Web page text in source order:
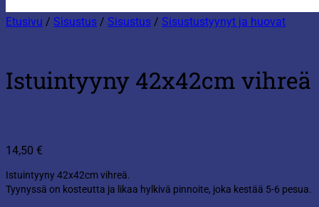
Etusivu / Sisustus / Sisustus / Sisustustyynyt ja huovat
Istuintyyny 42x42cm vihreä
14,50 €
Istuintyyny 42x42cm vihreä.
Tyynyssä on kosteutta ja likaa hylkivä pinnoite, joka kestää 5-6 pesua.